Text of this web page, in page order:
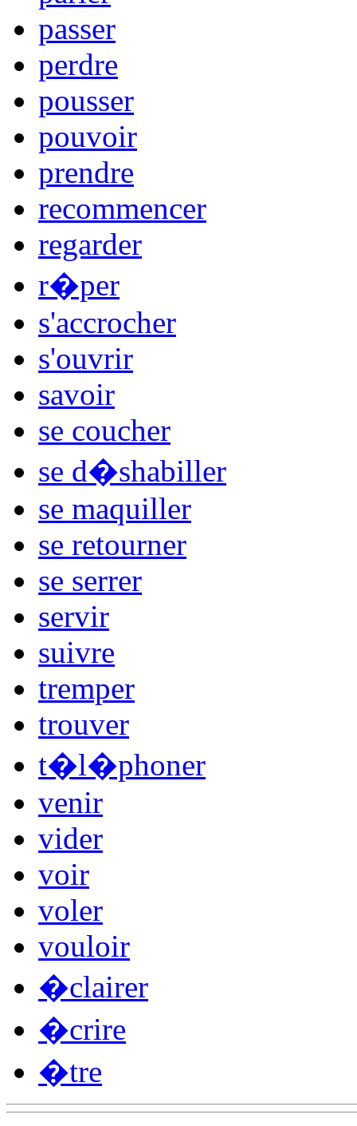
passer
perdre
pousser
pouvoir
prendre
recommencer
regarder
r�per
s'accrocher
s'ouvrir
savoir
se coucher
se d�shabiller
se maquiller
se retourner
se serrer
servir
suivre
tremper
trouver
t�l�phoner
venir
vider
voir
voler
vouloir
�clairer
�crire
�tre